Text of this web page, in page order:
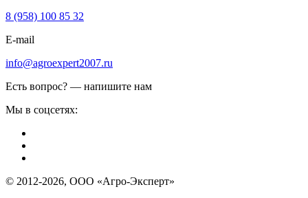
8 (958) 100 85 32
E-mail
info@agroexpert2007.ru
Есть вопрос? — напишите нам
Мы в соцсетях:
© 2012-2026, ООО «Агро-Эксперт»